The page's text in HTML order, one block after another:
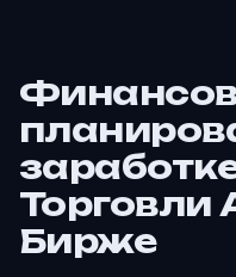
Торговли
Бирже